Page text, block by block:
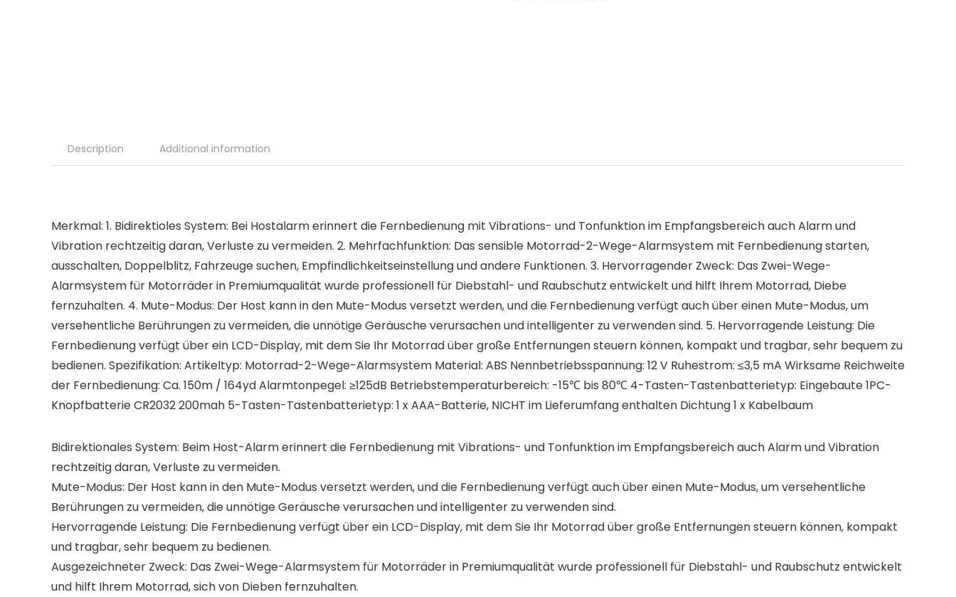
Description Additional information
Merkmal: 1. Bidirektioles System: Bei Hostalarm erinnert die Fernbedienung mit Vibrations- und Tonfunktion im Empfangsbereich auch Alarm und
Vibration rechtzeitig daran, Verluste zu vermeiden. 2. Mehrfachfunktion: Das sensible Motorrad-2-Wege-Alarmsystem mit Fernbedienung starten,
ausschalten, Doppelblitz, Fahrzeuge suchen, Empfindlichkeitseinstellung und andere Funktionen. 3. Hervorragender Zweck: Das Zwei-Wege-
Alarmsystem für Motorräder in Premiumqualität wurde professionell für Diebstahl- und Raubschutz entwickelt und hilft Ihrem Motorrad, Diebe
fernzuhalten. 4. Mute-Modus: Der Host kann in den Mute-Modus versetzt werden, und die Fernbedienung verfügt auch über einen Mute-Modus, um
versehentliche Berührungen zu vermeiden, die unnötige Geräusche verursachen und intelligenter zu verwenden sind. 5. Hervorragende Leistung: Die
Fernbedienung verfügt über ein LCD-Display, mit dem Sie Ihr Motorrad über große Entfernungen steuern können, kompakt und tragbar, sehr bequem zu
bedienen. Spezifikation: Artikeltyp: Motorrad-2-Wege-Alarmsystem Material: ABS Nennbetriebsspannung: 12 V Ruhestrom: ≤3,5 mA Wirksame Reichweite
der Fernbedienung: Ca. 150m / 164yd Alarmtonpegel: ≥125dB Betriebstemperaturbereich: -15℃ bis 80℃ 4-Tasten-Tastenbatterietyp: Eingebaute 1PC-
Knopfbatterie CR2032 200mah 5-Tasten-Tastenbatterietyp: 1 x AAA-Batterie, NICHT im Lieferumfang enthalten Dichtung 1 x Kabelbaum
Bidirektionales System: Beim Host-Alarm erinnert die Fernbedienung mit Vibrations- und Tonfunktion im Empfangsbereich auch Alarm und Vibration
rechtzeitig daran, Verluste zu vermeiden.
Mute-Modus: Der Host kann in den Mute-Modus versetzt werden, und die Fernbedienung verfügt auch über einen Mute-Modus, um versehentliche
Berührungen zu vermeiden, die unnötige Geräusche verursachen und intelligenter zu verwenden sind.
Hervorragende Leistung: Die Fernbedienung verfügt über ein LCD-Display, mit dem Sie Ihr Motorrad über große Entfernungen steuern können, kompakt
und tragbar, sehr bequem zu bedienen.
Ausgezeichneter Zweck: Das Zwei-Wege-Alarmsystem für Motorräder in Premiumqualität wurde professionell für Diebstahl- und Raubschutz entwickelt
und hilft Ihrem Motorrad, sich von Dieben fernzuhalten.